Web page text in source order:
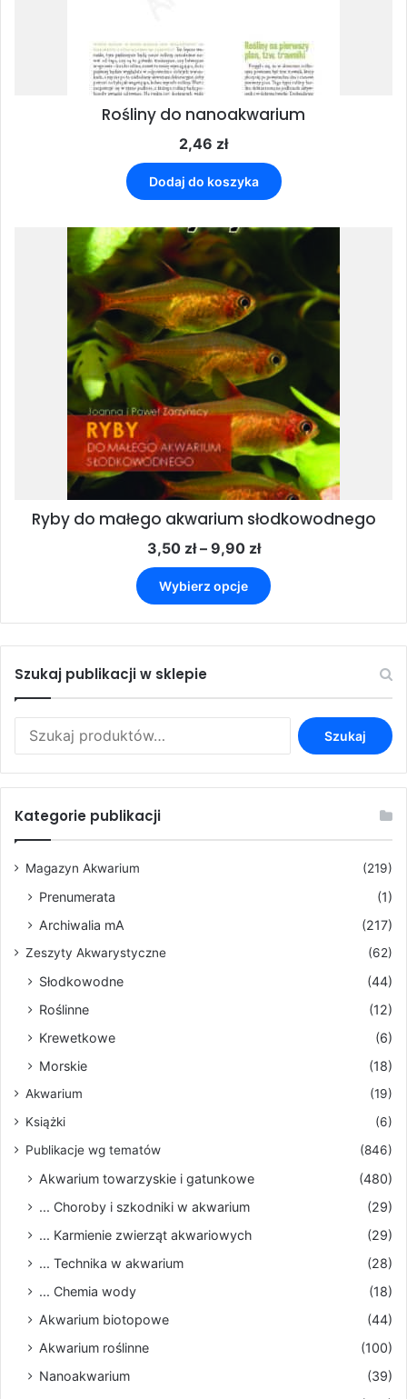
Rośliny do nanoakwarium
2,46 zł
Dodaj do koszyka
Ryby do małego akwarium słodkowodnego
3,50 zł – 9,90 złZakres
cen:
od
3,50 zł
do
9,90 zł
Wybierz opcje
produkt
stronie
Szukaj publikacji w sklepie
Szukaj
Kategorie publikacji
Magazyn Akwarium (219)
Prenumerata
(1)
Archiwalia mA
(217)
Zeszyty Akwarystyczne (62)
Słodkowodne
(44)
Roślinne
(12)
Krewetkowe
(6)
Morskie
(18)
Akwarium
(19)
Książki
(6)
Publikacje wg tematów
(846)
Akwarium towarzyskie i gatunkowe
(480)
... Choroby i szkodniki w akwarium
(29)
... Karmienie zwierząt akwariowych
(29)
... Technika w akwarium
(28)
... Chemia wody
(18)
Akwarium biotopowe
(44)
Akwarium roślinne
(100)
Nanoakwarium
(39)